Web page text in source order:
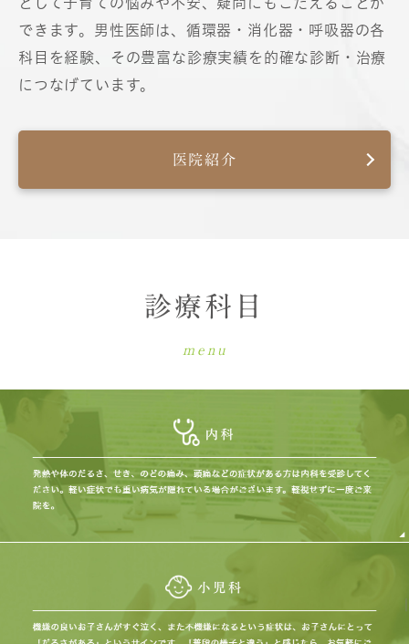
できます。男性医師は、循環器・消化器・呼吸器の各
科目を経験、その豊富な診療実績を的確な診断・治療
につなげています。
医院紹介
診療科目
menu